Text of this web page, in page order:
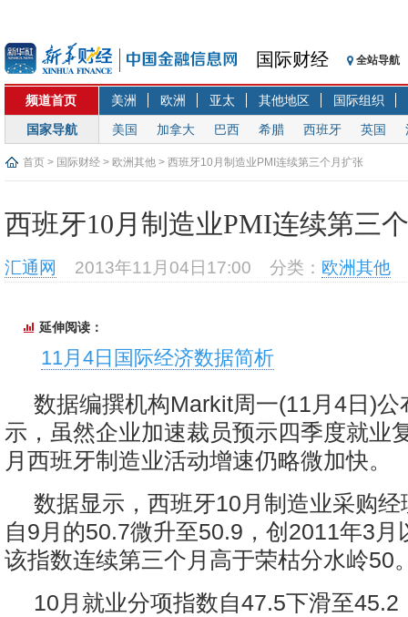
国际财经 全站导航
频道首页 美洲 欧洲 亚太 其他地区
国际组织
国家导航
美国 加拿大 巴西 希腊 西班牙 英国
首页 > 国际财经 > 欧洲其他 > 西班牙10月制造业PMI连续第三个月扩张
西班牙10月制造业PMI连续第三
汇通网 2013年11月04日17:00 分类： 欧洲其他
延伸阅读：
11月4日国际经济数据简析
数据编撰机构Markit周一(11月4日)公
示，虽然企业加速裁员预示四季度就业
月西班牙制造业活动增速仍略微加快。
数据显示，西班牙10月制造业采购
自9月的50.7微升至50.9，创2011年3月
该指数连续第三个月高于荣枯分水岭50
10月就业分项指数自47.5下滑至45.2